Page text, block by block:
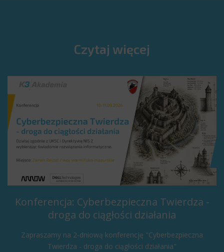
Czytaj więcej
Konferencja: Cyberbezpieczna Twierdza -
droga do ciągłości działania
Zapraszamy na 2-dniową konferencję "Cyberbezpieczna
Twierdza - droga do ciągłości działania"